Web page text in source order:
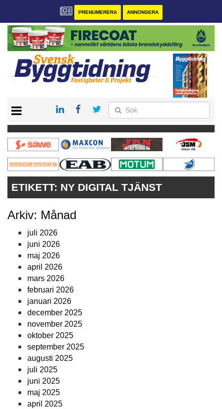
PRENUMERERA ANNONSERA
PRENUMERERA
VÅRA ANDRA MAGASIN
ANNONSERA
KONTAKT
ETIKETT: NY DIGITAL TJÄNST
Arkiv: Månad
juli 2026
juni 2026
maj 2026
april 2026
mars 2026
februari 2026
januari 2026
december 2025
november 2025
oktober 2025
september 2025
augusti 2025
juli 2025
juni 2025
maj 2025
april 2025